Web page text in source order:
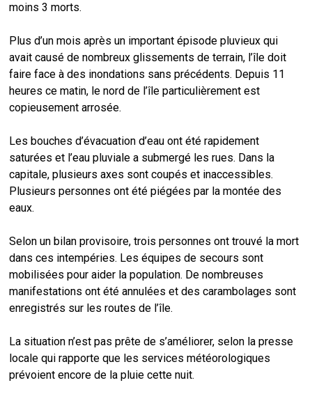
moins 3 morts.
Plus d’un mois après un important épisode pluvieux qui
avait causé de nombreux glissements de terrain, l’île doit
faire face à des inondations sans précédents. Depuis 11
heures ce matin, le nord de l’île particulièrement est
copieusement arrosée.
Les bouches d’évacuation d’eau ont été rapidement
saturées et l’eau pluviale a submergé les rues. Dans la
capitale, plusieurs axes sont coupés et inaccessibles.
Plusieurs personnes ont été piégées par la montée des
eaux.
Selon un bilan provisoire, trois personnes ont trouvé la mort
dans ces intempéries. Les équipes de secours sont
mobilisées pour aider la population. De nombreuses
manifestations ont été annulées et des carambolages sont
enregistrés sur les routes de l’île.
La situation n’est pas prête de s’améliorer, selon la presse
locale qui rapporte que les services météorologiques
prévoient encore de la pluie cette nuit.